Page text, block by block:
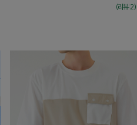
(리뷰:2)